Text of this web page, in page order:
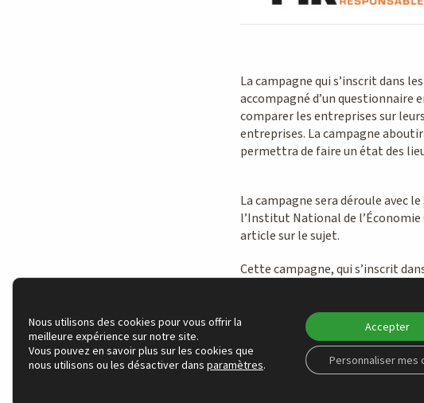
La campagne qui s’inscrit dans
accompagné d’un questionnaire
comparer les entreprises sur
entreprises. La campagne
permettra de faire un état des
La campagne sera déroule avec
l’Institut National de
article sur le sujet.
Cette campagne, qui s’inscrit
d’engagement du FIR, vise tout
comment les entreprises
à améliorer leurs pratiques sur
avec les investisseurs et par le
fera l’objet d’une publication
Nous utilisons des cookies pour vous offrir la
meilleure expérience sur notre site.
Vous pouvez en savoir plus sur les cookies que
nous utilisons ou les désactiver dans paramètres.
Accepter
Personnaliser mes